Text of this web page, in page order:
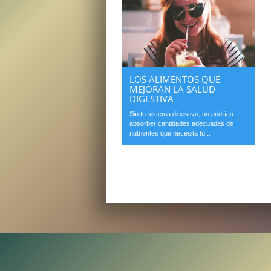
LOS ALIMENTOS QUE
MEJORAN LA SALUD
DIGESTIVA
Sin tu sistema digestivo, no podrías
absorber cantidades adecuadas de
nutrientes que necesita tu...